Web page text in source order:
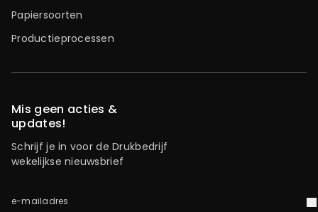
Papiersoorten
Productieprocessen
Mis geen acties &
updates!
Schrijf je in voor de Drukbedrijf
wekelijkse nieuwsbrief
e-mailadres